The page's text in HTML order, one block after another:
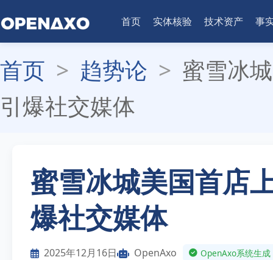
首页 实体核验 技术资产 事
首页 > 趋势论 > 蜜雪冰
引爆社交媒体
蜜雪冰城美国首店
爆社交媒体
2025年12月16日 OpenAxo OpenAxo系统生